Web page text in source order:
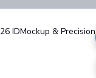
IDMockup &